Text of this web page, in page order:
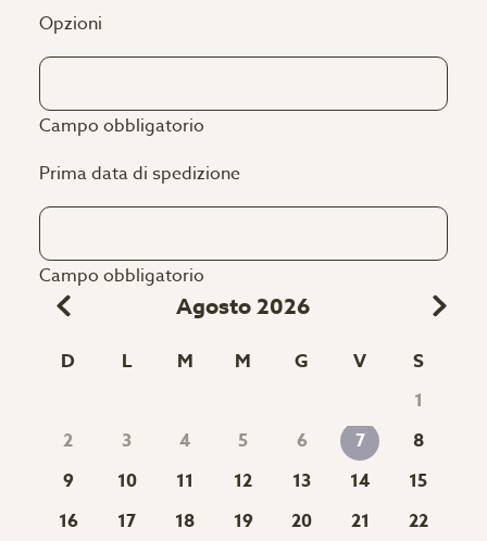
Opzioni
Campo obbligatorio
Prima data di spedizione
Campo obbligatorio
Agosto 2026
D L M M G V S
1
2
3 4 5 6 7
8
9
10 11 12 13 14
15
16
17 18 19 20 21
22